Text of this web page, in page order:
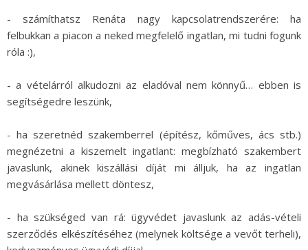
- számíthatsz Renáta nagy kapcsolatrendszerére: ha
felbukkan a piacon a neked megfelelő ingatlan, mi tudni fogunk
róla :),
- a vételárról alkudozni az eladóval nem könnyű… ebben is
segítségedre leszünk,
- ha szeretnéd szakemberrel (építész, kőműves, ács stb.)
megnézetni a kiszemelt ingatlant: megbízható szakembert
javaslunk, akinek kiszállási díját mi álljuk, ha az ingatlan
megvásárlása mellett döntesz,
- ha szükséged van rá: ügyvédet javaslunk az adás-vételi
szerződés elkészítéséhez (melynek költsége a vevőt terheli),